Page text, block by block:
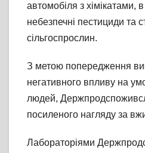
автомобіля з хімікатами,
небезпечні пестициди та
сільгоспрослин.
З метою попередження
негативного впливу на
людей,
посиленого нагляду за
Лабораторіями